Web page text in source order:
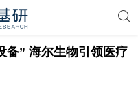
备” 海尔生物引领医疗